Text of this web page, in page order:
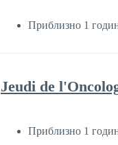
Приблизно 1
Jeudi de
Приблизно 1